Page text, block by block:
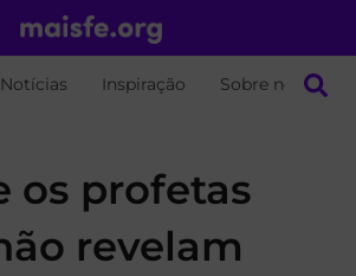
Notícias Inspiração Sobre nós
os profetas
revelam